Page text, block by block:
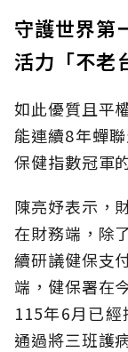
守護世界第
活力「不老
如此優質且平
能連續8年蟬
保健指數冠軍
陳亮妤表示，
在財務端，除
續研議健保支
端，健保署在
115年6月已
通過將三班護